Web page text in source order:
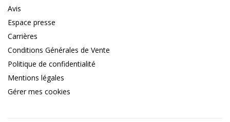
Avis
Espace presse
Carrières
Conditions Générales de Vente
Politique de confidentialité
Mentions légales
Gérer mes cookies